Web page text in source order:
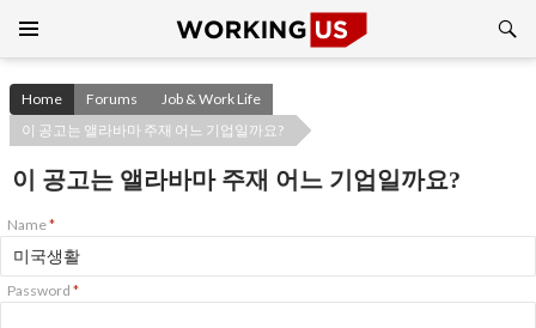
CONTENT
Home Forums
Job & Work Life
이 공고는 앨라바마 주재 어느 기업일까요?
이 공고는 앨라바마 주재 어느 기업일까요?
Name*
Password *